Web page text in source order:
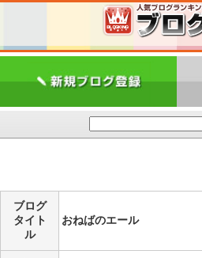
ブログ
タイト
ル
おねばのエール